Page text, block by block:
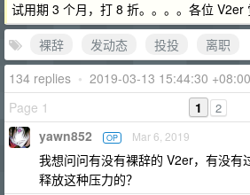
试用期 3 个月，打 8 折。。。。各位 V2er
裸辞
发动态 投投
离职
134 replies • 2019-03-13 15:44:30 +08:00
Page 1
1 2
yawn852 OP Mar 6, 2019
我想问问有没有裸辞的 V2er，有没有
释放这种压力的？